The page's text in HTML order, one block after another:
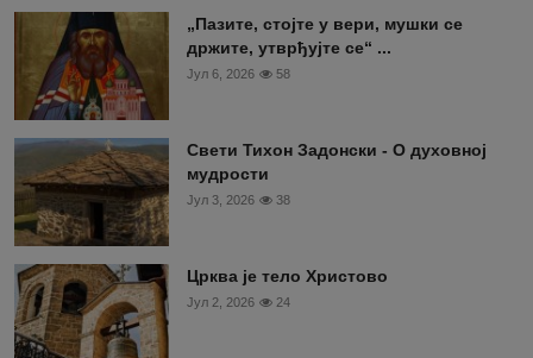
„Пазите, стојте у вери, мушки се
држите, утврђујте се“ ...
Јул 6, 2026 58
Свети Тихон Задонски - О духовној
мудрости
Јул 3, 2026 38
Црква је тело Христово
Јул 2, 2026 24